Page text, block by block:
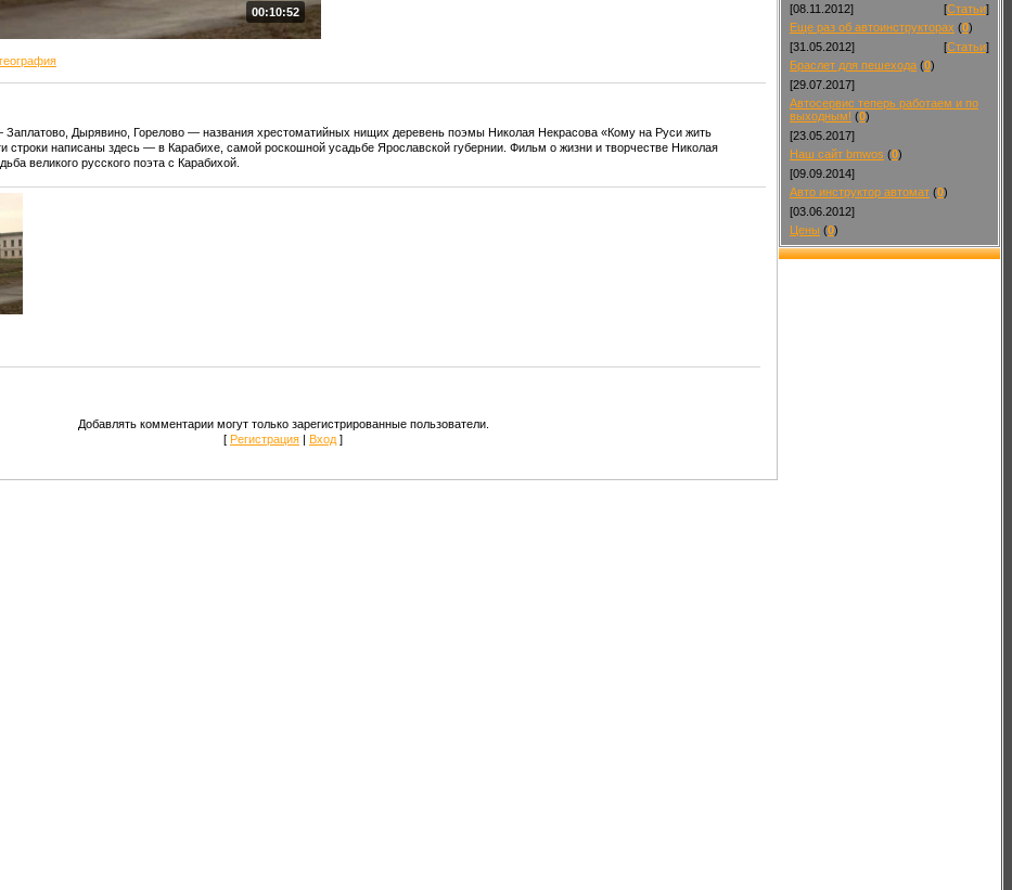
00:10:52
Дырявино, Горелово — названия хрестоматийных нищих деревень поэмы Николая Некрасова «Кому на Руси жить
строки написаны здесь — в Карабихе, самой роскошной усадьбе Ярославской губернии. Фильм о жизни и творчестве Николая
великого русского поэта с Карабихой.
Добавлять комментарии могут только зарегистрированные пользователи.
[ Регистрация | Вход ]
[08.11.2012]
[Статьи]
Еще раз об автоинструкторах (0)
[31.05.2012]
[Статьи]
Браслет для пешехода (0)
[29.07.2017]
Автосервис теперь работаем и по
выходным! (0)
[23.05.2017]
Наш сайт bmwos (0)
[09.09.2014]
Авто инструктор автомат (0)
[03.06.2012]
Цены (0)